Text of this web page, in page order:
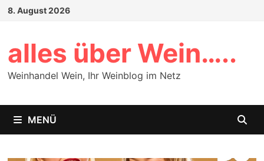
Zum
8. August 2026
alles über Wein…..
Weinhandel Wein, Ihr Weinblog im Netz
MENÜ